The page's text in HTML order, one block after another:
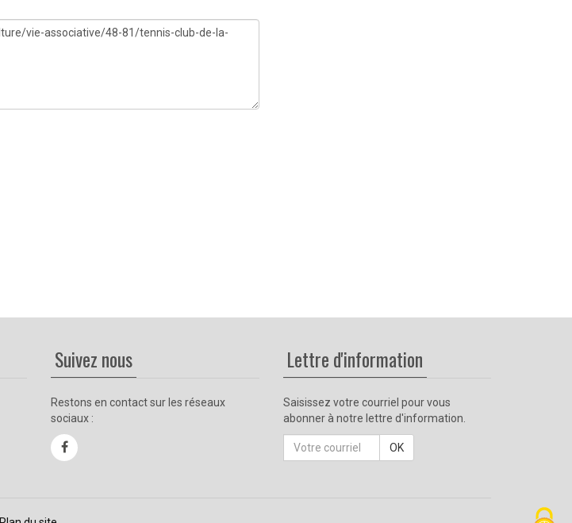
Suivez nous
Restons en contact sur les réseaux
sociaux :
Lettre d'information
Saisissez votre courriel pour vous
abonner à notre lettre d'information.
Courriel
OK